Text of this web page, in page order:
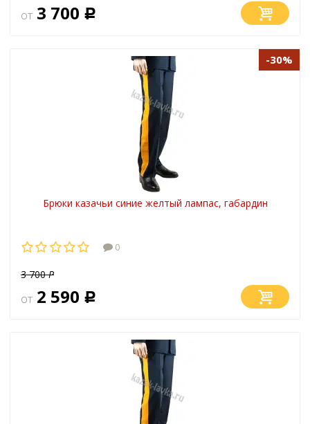
от 3 700 Р
Брюки казачьи синие желтый лампас, габардин
0
3 700Р
от 2 590 Р
-30%